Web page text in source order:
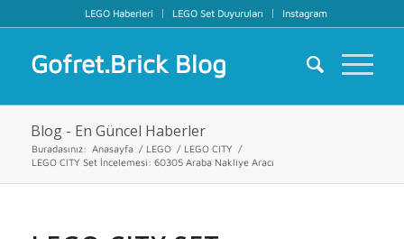
LEGO Haberleri LEGO Set Duyuruları Instagram
Gofret.Brick Blog
Blog - En Güncel Haberler
Buradasınız: Anasayfa / LEGO / LEGO CITY
/
LEGO CITY Set İncelemesi: 60305 Araba Nakliye Aracı